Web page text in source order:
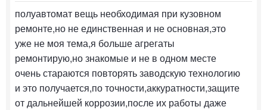
полуавтомат вещь необходимая при кузовном
ремонте,но не единственная и не основная,это
уже не моя тема,я больше агрегаты
ремонтирую,но знакомые и не в одном месте
очень стараются повторять заводскую технологию
и это получается,по точности,аккуратности,защите
от дальнейшей коррозии,после их работы даже